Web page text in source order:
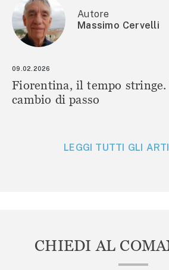
Autore
Massimo Cervelli
09.02.2026
Fiorentina, il tempo stringe.
cambio di passo
LEGGI TUTTI GLI
CHIEDI AL